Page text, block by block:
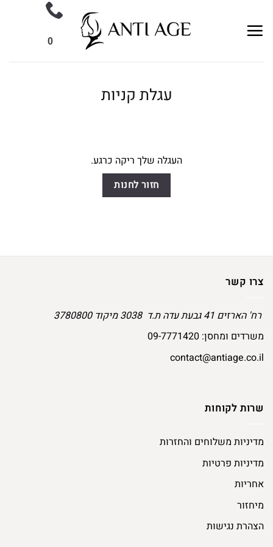
content
0
עגלת קניות
העגלה שלך ריקה כרגע.
חזור לחנות
צרו קשר
רח' הארזים 41 גבעת עדה ת.ד 3038 מיקוד 3780800
משרדים ומחסן: 09-7771420
contact@antiage.co.il
שרות לקוחות
מדיניות משלוחים והחזרות
מדיניות פרטיות
אחריות
מיחזור
הצהרת נגישות